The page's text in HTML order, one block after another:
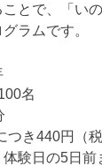
とで、「い
ラムです。
名
つき440円（税
験日の5日前